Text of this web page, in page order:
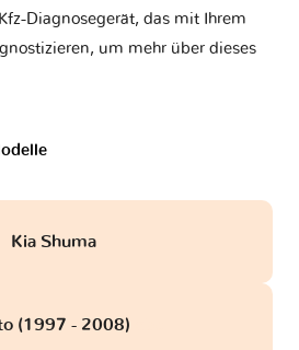
Diagnosegerät, das mit Ihrem
um mehr über dieses
Kia Shuma
(1997 - 2008)